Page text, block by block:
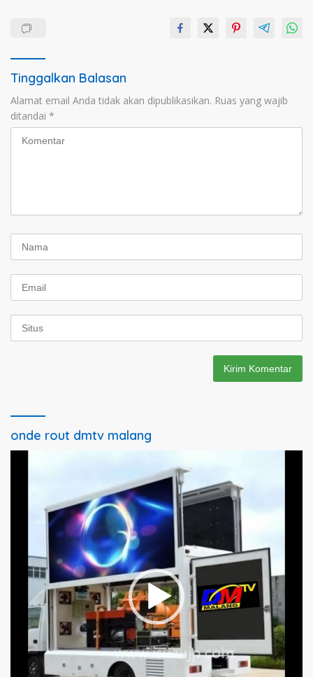
Tinggalkan Balasan
Alamat email Anda tidak akan dipublikasikan. Ruas yang wajib
ditandai *
onde rout dmtv malang